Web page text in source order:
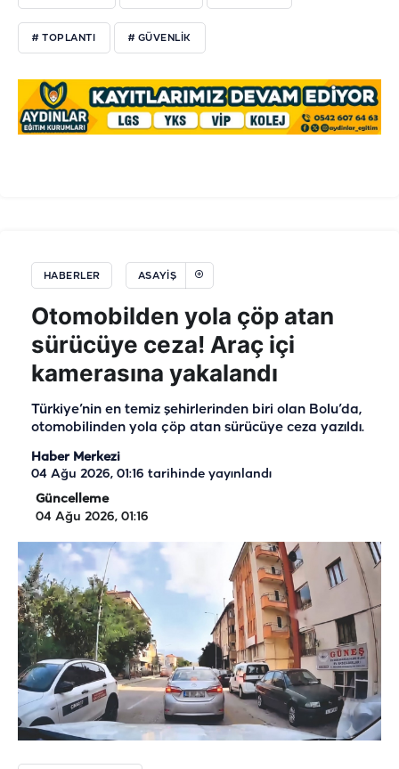
# TOPLANTI # GÜVENLİK
HABERLER ASAYIŞ
Otomobilden yola çöp atan
sürücüye ceza! Araç içi
kamerasına yakalandı
Türkiye’nin en temiz şehirlerinden biri olan Bolu’da,
otomobilinden yola çöp atan sürücüye ceza yazıldı.
Haber Merkezi
04 Ağu 2026, 01:16 tarihinde yayınlandı
Güncelleme
04 Ağu 2026, 01:16